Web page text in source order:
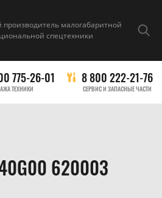
производитель малогабаритной
спецтехники
775-26-01
ТЕХНИКИ
8 800 222-21-76
СЕРВИС И ЗАПАСНЫЕ ЧАСТИ
620003